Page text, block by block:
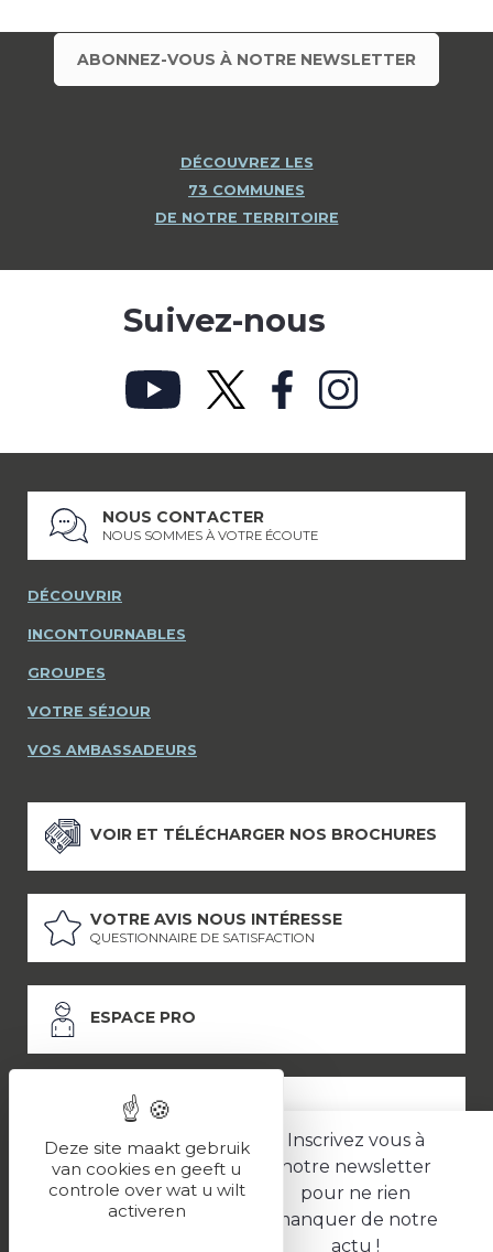
Inscrivez vous à
notre newsletter
pour ne rien
manquer de notre
actu !
ABONNEZ-VOUS À NOTRE NEWSLETTER
DÉCOUVREZ LES
73 COMMUNES
DE NOTRE TERRITOIRE
Suivez-nous
NOUS CONTACTER
NOUS SOMMES À VOTRE ÉCOUTE
DÉCOUVRIR
INCONTOURNABLES
GROUPES
VOTRE SÉJOUR
VOS AMBASSADEURS
VOIR ET TÉLÉCHARGER NOS BROCHURES
VOTRE AVIS NOUS INTÉRESSE
QUESTIONNAIRE DE SATISFACTION
ESPACE PRO
ESPACE PRESSE
LES PARTENAIRES
Politique de confidentialité
Deze site maakt gebruik
van cookies en geeft u
controle over wat u wilt
activeren